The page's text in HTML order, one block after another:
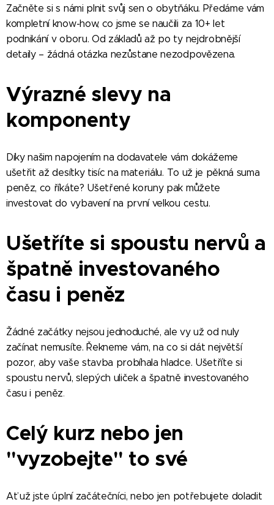
Začněte si s námi plnit svůj sen o obytňáku. Předáme vám
kompletní know-how, co jsme se naučili za 10+ let
podnikání v oboru. Od základů až po ty nejdrobnější
detaily – žádná otázka nezůstane nezodpovězena.
Výrazné slevy na
komponenty
Díky našim napojením na dodavatele vám dokážeme
ušetřit až desítky tisíc na materiálu. To už je pěkná suma
peněz, co říkáte? Ušetřené koruny pak můžete
investovat do vybavení na první velkou cestu.
Ušetříte si spoustu nervů a
špatně investovaného
času i peněz
Žádné začátky nejsou jednoduché, ale vy už od nuly
začínat nemusíte. Řekneme vám, na co si dát největší
pozor, aby vaše stavba probíhala hladce. Ušetříte si
spoustu nervů, slepých uliček a špatně investovaného
času i peněz.
Celý kurz nebo jen
"vyzobejte" to své
Ať už jste úplní začátečníci, nebo jen potřebujete doladit